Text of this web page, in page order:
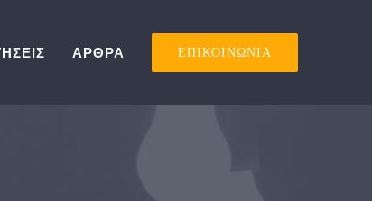
ΑΡΘΡΑ ΕΠΙΚΟΙΝΩΝΙΑ